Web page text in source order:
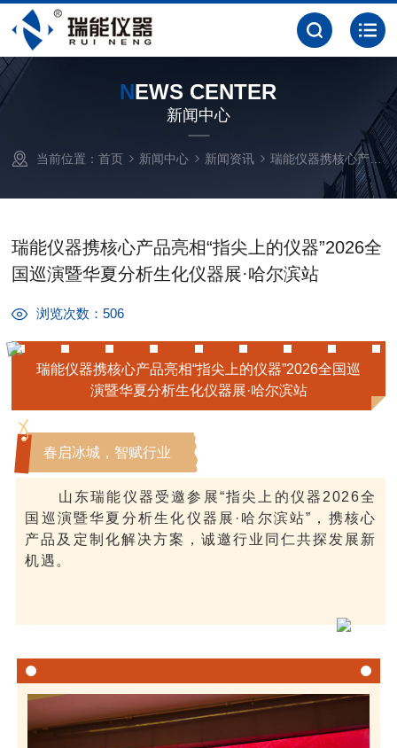
NEWS CENTER
新闻中心
当前位置：首页 新闻中心 新闻资讯 瑞能仪器携核心产品亮相“指尖上的仪器”2026全国巡演暨华夏分析生化仪器展·哈尔滨站
瑞能仪器携核心产品亮相“指尖上的仪器”2026全
国巡演暨华夏分析生化仪器展·哈尔滨站
浏览次数：506
瑞能仪器携核心产品亮相“指尖上的仪器”2026全国巡
演暨华夏分析生化仪器展·哈尔滨站
春启冰城，智赋行业
山东瑞能仪器受邀参展“指尖上的仪器2026全
国巡演暨华夏分析生化仪器展·哈尔滨站”，携核心
产品及定制化解决方案，诚邀行业同仁共探发展新
机遇。